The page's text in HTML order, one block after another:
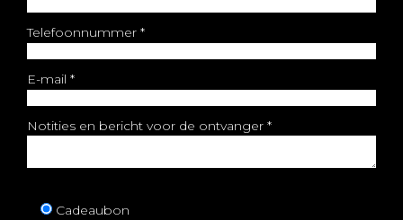
Telefoonnummer *
E-mail *
Notities en bericht voor de ontvanger *
Cadeaubon